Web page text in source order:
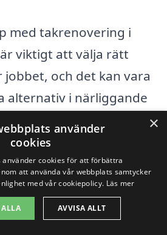
med takrenovering i
viktigt att välja rätt
och det kan vara
alternativ i närliggande
hitta och jämföra
takläggare i ditt
att få flera erbjudanden
att du får det bästa
×
använder
cookies
använder cookies för att förbättra
att använda vår webbplats samtycker
med vår cookiepolicy. Läs mer
ALLA AVVISA ALLT